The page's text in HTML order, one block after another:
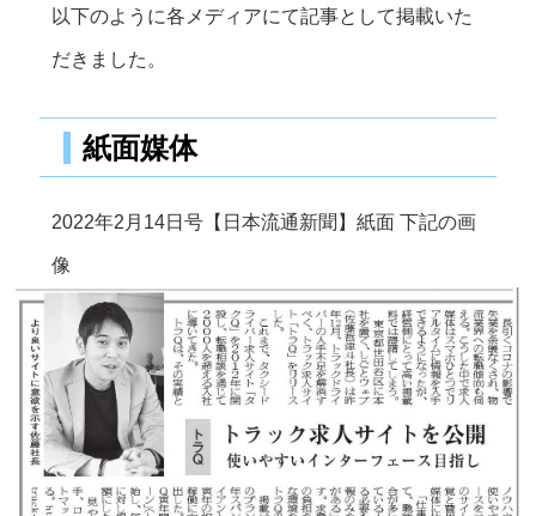
以下のように各メディアにて記事として掲載いた
だきました。
紙面媒体
2022年2月14日号【日本流通新聞】紙面 下記の画
像